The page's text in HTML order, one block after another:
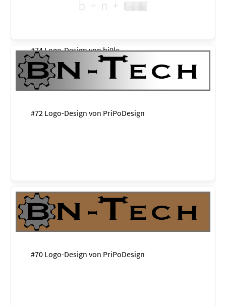
#74 Logo-Design vonbj0le
#72 Logo-Design von PriPoDesign
#70 Logo-Design von PriPoDesign